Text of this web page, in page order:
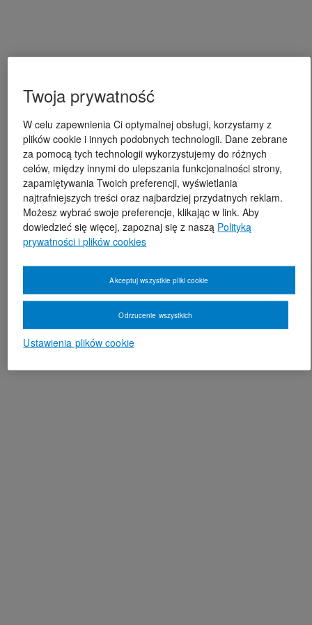
Twoja prywatność
W celu zapewnienia Ci optymalnej obsługi, korzystamy z
plików cookie i innych podobnych technologii. Dane zebrane
za pomocą tych technologii wykorzystujemy do różnych
celów, między innymi do ulepszania funkcjonalności strony,
zapamiętywania Twoich preferencji, wyświetlania
najtrafniejszych treści oraz najbardziej przydatnych reklam.
Możesz wybrać swoje preferencje, klikając w link. Aby
dowiedzieć się więcej, zapoznaj się z naszą Polityką
prywatności i plików cookies
Ustawienia plików cookie
Odrzucenie wszystkich
Akceptuj wszystkie pliki cookie